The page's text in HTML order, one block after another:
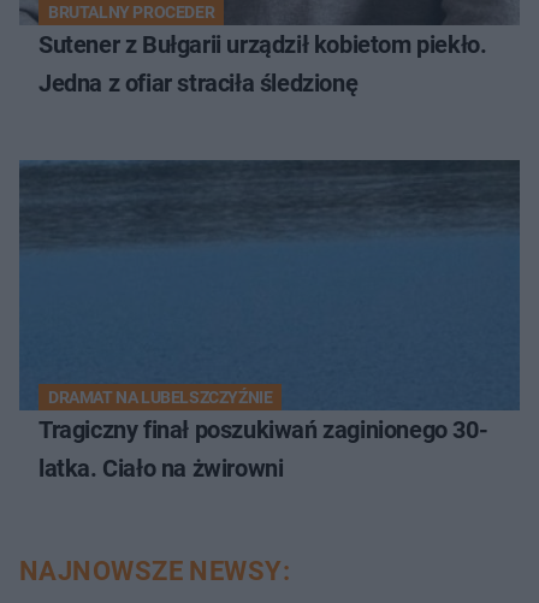
BRUTALNY PROCEDER
Sutener z Bułgarii urządził kobietom piekło.
Jedna z ofiar straciła śledzionę
DRAMAT NA LUBELSZCZYŹNIE
Tragiczny finał poszukiwań zaginionego 30-
latka. Ciało na żwirowni
NAJNOWSZE NEWSY: